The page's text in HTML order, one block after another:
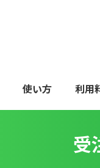
使い方 利用
受